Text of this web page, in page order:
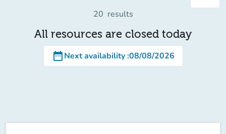
20 results
All resources are closed today
date_rangeNext availability:08/08/2026